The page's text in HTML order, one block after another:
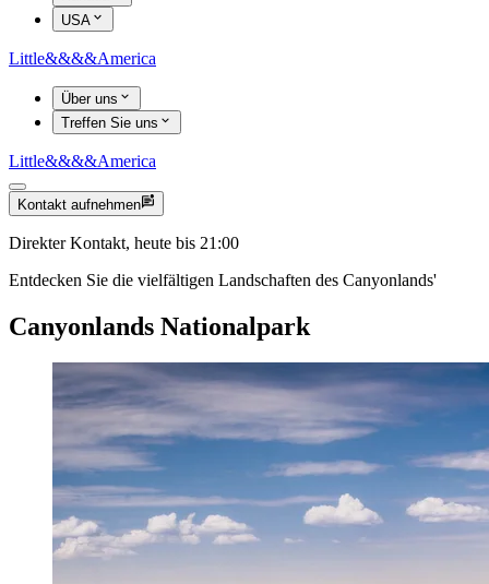
USA
Little&&&&America
Über uns
Treffen Sie uns
Little&&&&America
Kontakt aufnehmen
Direkter Kontakt, heute bis 21:00
Entdecken Sie die vielfältigen Landschaften des Canyonlands'
Canyonlands Nationalpark